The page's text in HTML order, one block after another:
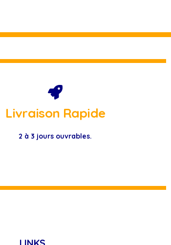
Livraison Rapide
2 à 3 jours ouvrables.